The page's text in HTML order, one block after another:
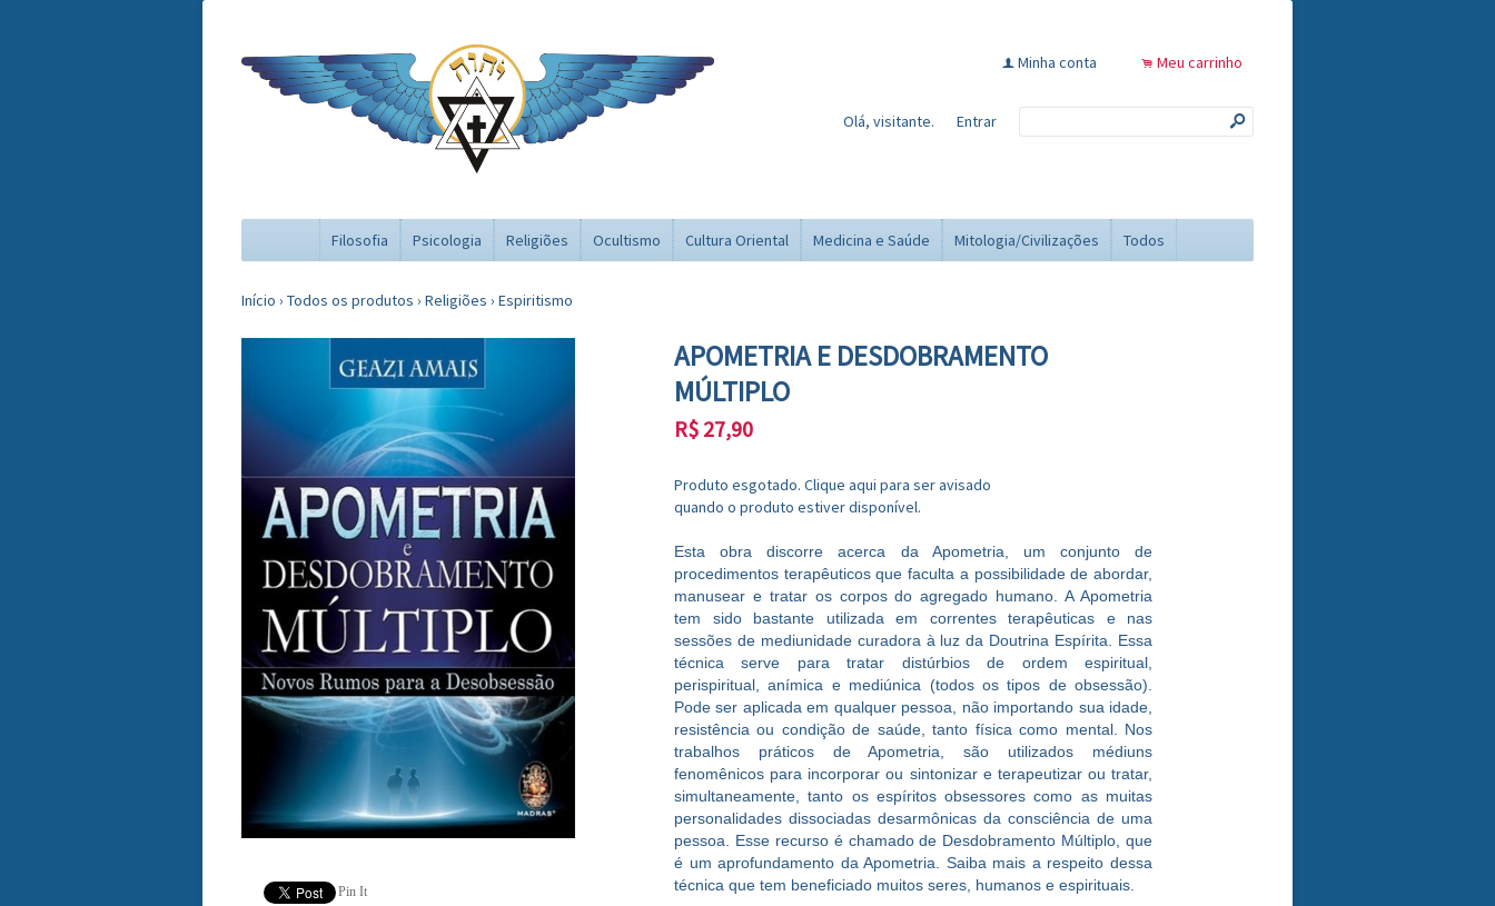
f Minha conta . Meu carrinho
Olá, visitante. Entrar s
Filosofia Psicologia Religiões Ocultismo Cultura Oriental Medicina e Saúde Mitologia/Civilizações Todos
Início › Todos os produtos › Religiões › Espiritismo
Pin It
APOMETRIA E DESDOBRAMENTO
MÚLTIPLO
R$ 27,90
Produto esgotado. Clique aqui para ser avisado
quando o produto estiver disponível.
Esta obra discorre acerca da Apometria, um conjunto de
procedimentos terapêuticos que faculta a possibilidade de abordar,
manusear e tratar os corpos do agregado humano. A Apometria
tem sido bastante utilizada em correntes terapêuticas e nas
sessões de mediunidade curadora à luz da Doutrina Espírita. Essa
técnica serve para tratar distúrbios de ordem espiritual,
perispiritual, anímica e mediúnica (todos os tipos de obsessão).
Pode ser aplicada em qualquer pessoa, não importando sua idade,
resistência ou condição de saúde, tanto física como mental. Nos
trabalhos práticos de Apometria, são utilizados médiuns
fenomênicos para incorporar ou sintonizar e terapeutizar ou tratar,
simultaneamente, tanto os espíritos obsessores como as muitas
personalidades dissociadas desarmônicas da consciência de uma
pessoa. Esse recurso é chamado de Desdobramento Múltiplo, que
é um aprofundamento da Apometria. Saiba mais a respeito dessa
técnica que tem beneficiado muitos seres, humanos e espirituais.